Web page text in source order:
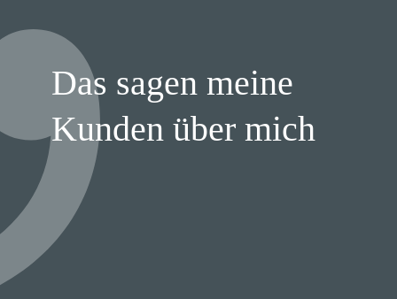
Das sagen meine
Kunden über mich